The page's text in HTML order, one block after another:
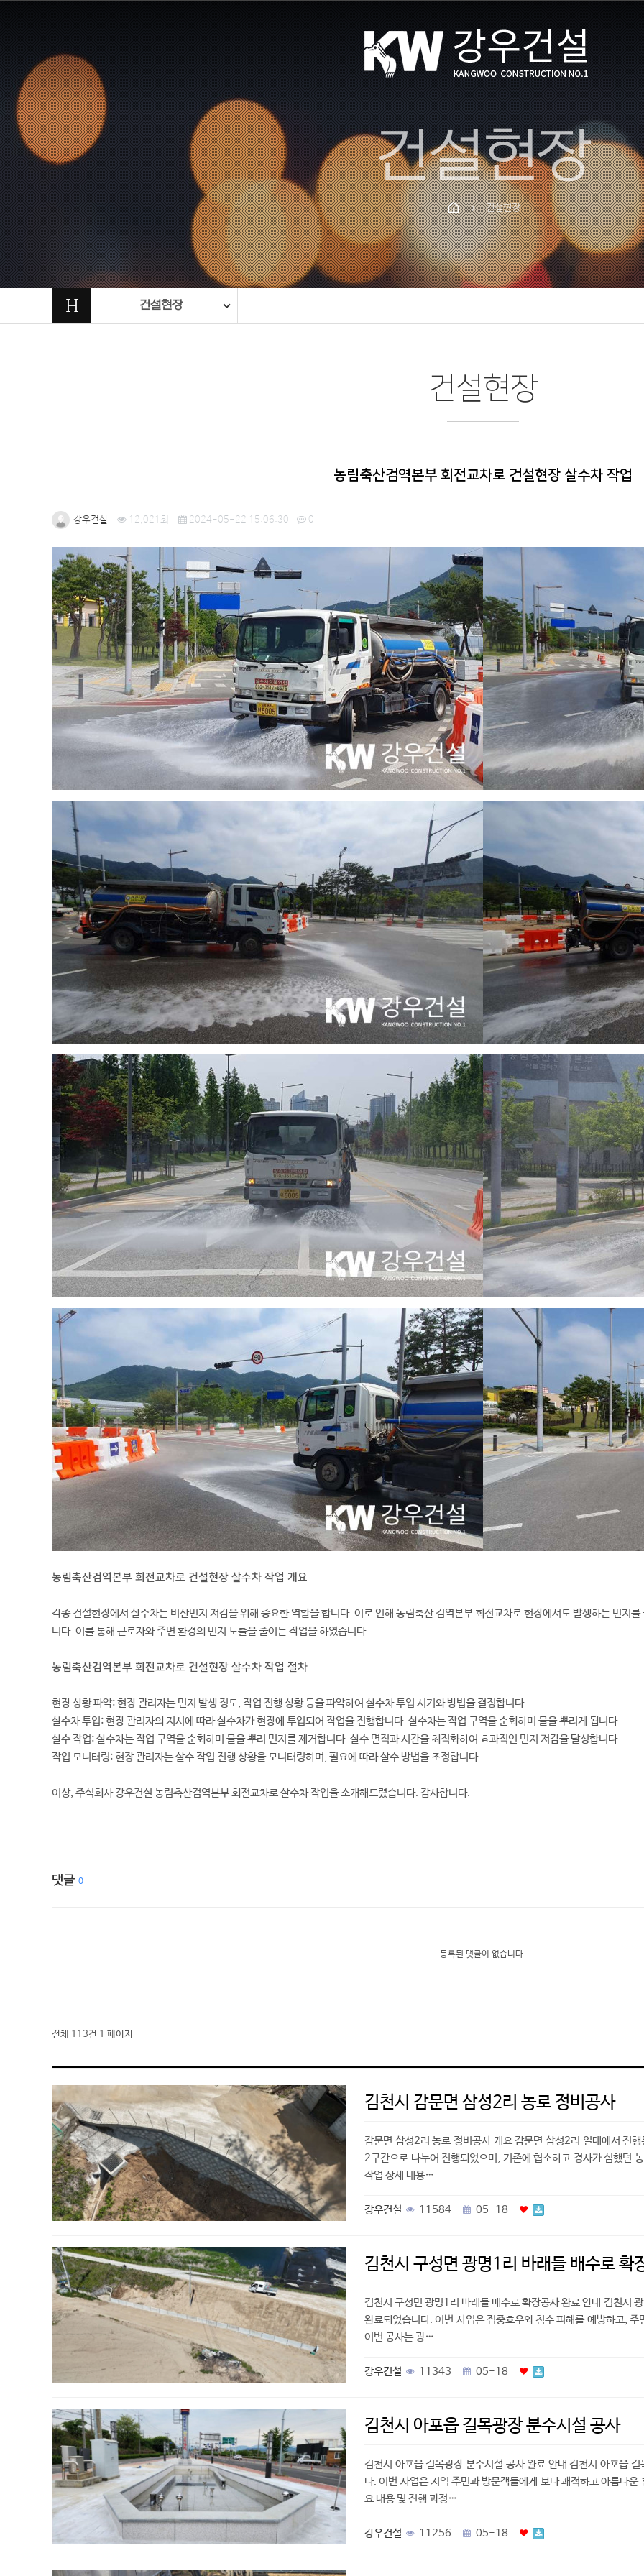
건설현장
chevron_right 건설현장
H 건설현장
건설현장
농림축산검역본부 회전교차로 건설현장 살수차 작업
강우건설 12,021회 2024-05-22 15:06:30 0
본문
농림축산검역본부 회전교차로 건설현장 살수차 작업 개요
각종 건설현장에서 살수차는 비산먼지 저감을 위해 중요한 역할을 합니다. 이로 인해 농림축산 검역본부 회전교차로 현장에서도 발생하는 먼지
니다. 이를 통해 근로자와 주변 환경의 먼지 노출을 줄이는 작업을 하였습니다.
농림축산검역본부 회전교차로 건설현장 살수차 작업 절차
현장 상황 파악: 현장 관리자는 먼지 발생 정도, 작업 진행 상황 등을 파악하여 살수차 투입 시기와 방법을 결정합니다.
살수차 투입: 현장 관리자의 지시에 따라 살수차가 현장에 투입되어 작업을 진행합니다. 살수차는 작업 구역을 순회하며 물을 뿌리게 됩니다.
살수 작업: 살수차는 작업 구역을 순회하며 물을 뿌려 먼지를 제거합니다. 살수 면적과 시간을 최적화하여 효과적인 먼지 저감을 달성합니다.
작업 모니터링: 현장 관리자는 살수 작업 진행 상황을 모니터링하며, 필요에 따라 살수 방법을 조정합니다.
이상, 주식회사 강우건설 농림축산검역본부 회전교차로 살수차 작업을 소개해드렸습니다. 감사합니다.
댓글 0
등록된 댓글이 없습니다.
전체 113건 1 페이지
김천시 감문면 삼성2리 농로 정비공사
감문면 삼성2리 농로 정비공사 개요 감문면 삼성2리 일대에서 진
2구간으로 나누어 진행되었으며, 기존에 협소하고 경사가 심했던
작업 상세 내용…
강우건설 11584 05-18
김천시 구성면 광명1리 바래들 배수로 확
김천시 구성면 광명1리 바래들 배수로 확장공사 완료 안내 김천시
완료되었습니다. 이번 사업은 집중호우와 침수 피해를 예방하고,
이번 공사는 광…
강우건설 11343 05-18
김천시 아포읍 길목광장 분수시설 공사
김천시 아포읍 길목광장 분수시설 공사 완료 안내 김천시 아포읍
다. 이번 사업은 지역 주민과 방문객들에게 보다 쾌적하고 아름다
요 내용 및 진행 과정…
강우건설 11256 05-18